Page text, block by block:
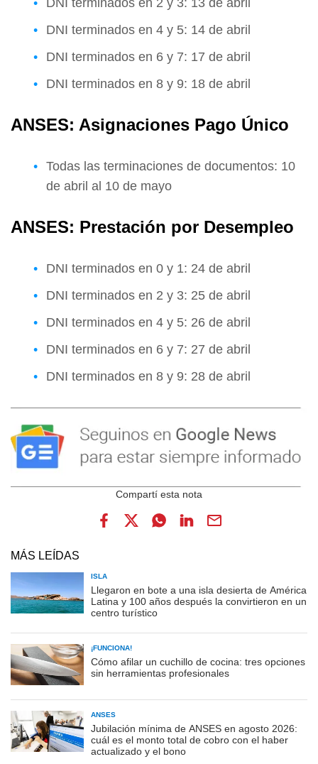
DNI terminados en 4 y 5: 14 de abril
DNI terminados en 6 y 7: 17 de abril
DNI terminados en 8 y 9: 18 de abril
ANSES: Asignaciones Pago Único
Todas las terminaciones de documentos: 10
de abril al 10 de mayo
ANSES: Prestación por Desempleo
DNI terminados en 0 y 1: 24 de abril
DNI terminados en 2 y 3: 25 de abril
DNI terminados en 4 y 5: 26 de abril
DNI terminados en 6 y 7: 27 de abril
DNI terminados en 8 y 9: 28 de abril
MÁS LEÍDAS
ISLA
Llegaron en bote a una isla desierta de América
Latina y 100 años después la convirtieron en un
centro turístico
¡FUNCIONA!
Cómo afilar un cuchillo de cocina: tres opciones
sin herramientas profesionales
ANSES
Jubilación mínima de ANSES en agosto 2026:
cuál es el monto total de cobro con el haber
actualizado y el bono